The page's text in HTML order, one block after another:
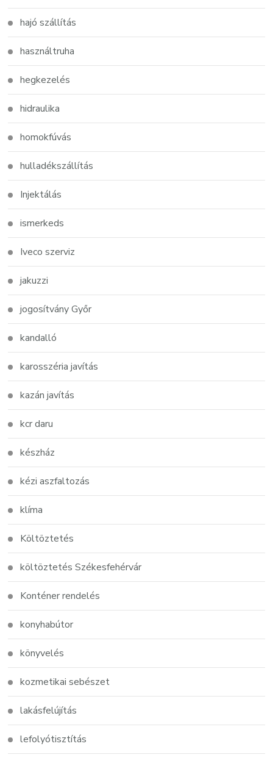
hajó szállítás
használtruha
hegkezelés
hidraulika
homokfúvás
hulladékszállítás
Injektálás
ismerkeds
Iveco szerviz
jakuzzi
jogosítvány Győr
kandalló
karosszéria javítás
kazán javítás
kcr daru
készház
kézi aszfaltozás
klíma
Költöztetés
költöztetés Székesfehérvár
Konténer rendelés
konyhabútor
könyvelés
kozmetikai sebészet
lakásfelújítás
lefolyótisztítás